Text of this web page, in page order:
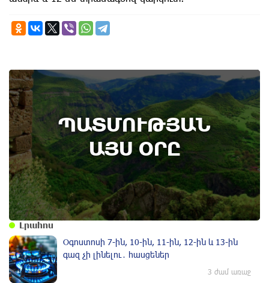
ՊԱՏՄՈՒԹՅԱՆ
ԱՅՍ ՕՐԸ
7th of August
Կառավարությունը ազդարարել է Հյուսիս -
Հարավ ավտոմայրուղու շինարարության
մեկնարկը․ պատմության այս օրը (6
օգոստոս)
Լրահոս
Օգոստոսի 7-ին, 10-ին, 11-ին, 12-ին և 13-ին
գազ չի լինելու․ հասցեներ
3 ժամ առաջ